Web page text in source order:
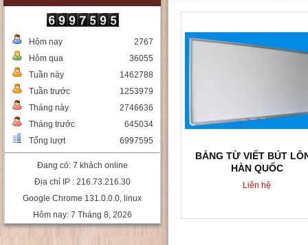
Hôm nay
2767
Hôm qua
36055
Tuần này
1462788
Tuần trước
1253979
Tháng này
2746636
Tháng trước
645034
Tổng lượt
6997595
Đang có: 7 khách online
Địa chỉ IP : 216.73.216.30
Google Chrome 131.0.0.0, linux
Hôm nay: 7 Tháng 8, 2026
BẢNG TỪ VIẾT BÚT
HÀN QUỐC
Liên hệ